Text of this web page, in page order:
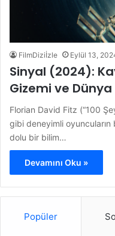
FilmDiziİzle Eylül 13,
Sinyal (2024):
Gizemi ve
Florian David Fitz (“100
gibi deneyimli oyuncuların
dolu bir bilim…
Devamını Oku »
Popüler